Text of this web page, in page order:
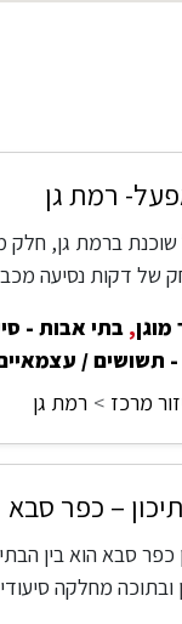
רמת גן
ברמת גן, חלק
של דקות נסיעה
, בתי אבות -
תשושים /
מרכז
רמת גן
– כפר סבא
כפר סבא הוא בין
ובתוכה מחלקה